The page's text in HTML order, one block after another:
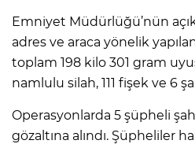
Emniyet Müdürlüğü’nün
adres ve araca yönelik
toplam 198 kilo 301 gram
namlulu silah, 111 fişek ve 6
Operasyonlarda 5 şüpheli
gözaltına alındı. Şüpheliler